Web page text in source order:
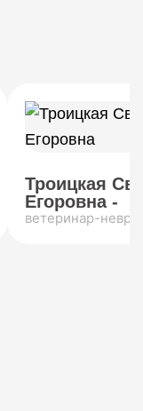
Троицкая
Егоровна -
ветеринар-